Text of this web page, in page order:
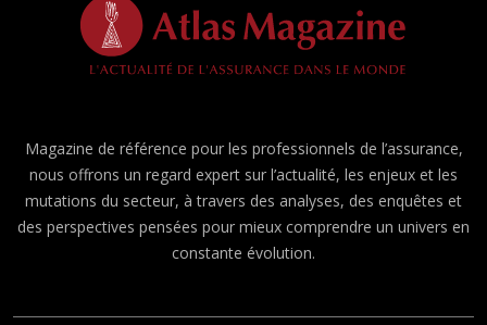
Magazine de référence pour les professionnels de l’assurance,
nous offrons un regard expert sur l’actualité, les enjeux et les
mutations du secteur, à travers des analyses, des enquêtes et
des perspectives pensées pour mieux comprendre un univers en
constante évolution.